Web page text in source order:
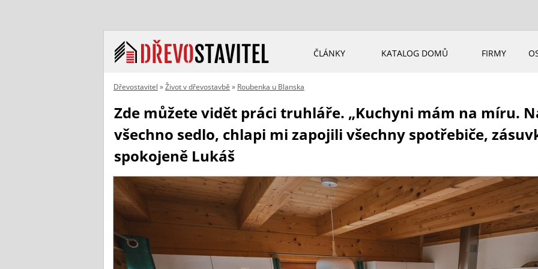
ČLÁNKY KATALOG DOMŮ FIRMY
Dřevostavitel »Život v dřevostavbě » Roubenka u Blanska
Zde můžete vidět práci truhláře. „Kuchyni mám na míru.
všechno sedlo, chlapi mi zapojili všechny spotřebiče,
spokojeně Lukáš